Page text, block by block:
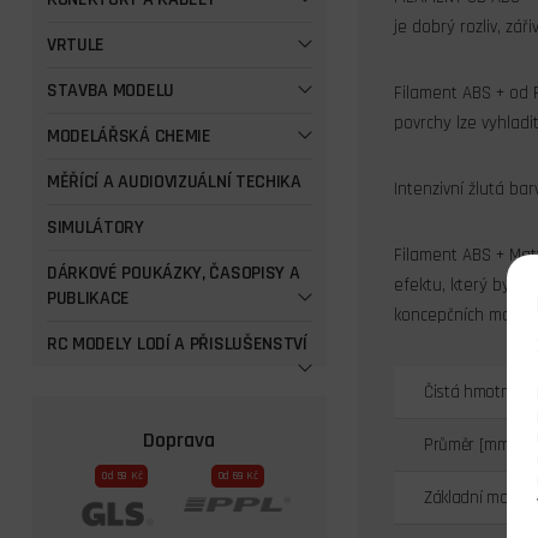
VRTULE
STAVBA MODELU
MODELÁŘSKÁ CHEMIE
MĚŘÍCÍ A AUDIOVIZUÁLNÍ TECHIKA
SIMULÁTORY
DÁRKOVÉ POUKÁZKY, ČASOPISY A
PUBLIKACE
RC MODELY LODÍ A PŘISLUŠENSTVÍ
Doprava
Od 59 Kč Od 69 Kč
je dobrý rozliv,
Filament ABS + od
povrchy lze
Intenzivní žlutá
Filament ABS +
efektu, který by
koncepčních
Čistá hmotnost
Průměr [mm]
Základní